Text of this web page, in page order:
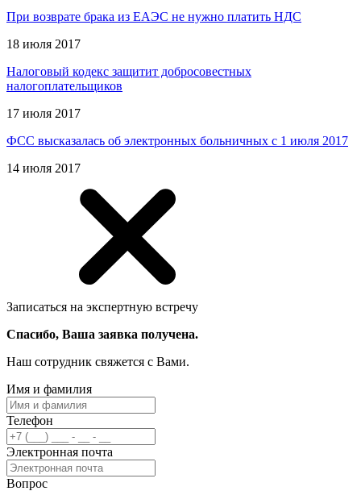
При возврате брака из ЕАЭС не нужно платить НДС
18 июля 2017
Налоговый кодекс защитит добросовестных
налогоплательщиков
17 июля 2017
ФСС высказалась об электронных больничных с 1 июля 2017
14 июля 2017
Записаться на экспертную встречу
Спасибо, Ваша заявка получена.
Наш сотрудник свяжется с Вами.
Имя и фамилия
Телефон
Электронная почта
Вопрос